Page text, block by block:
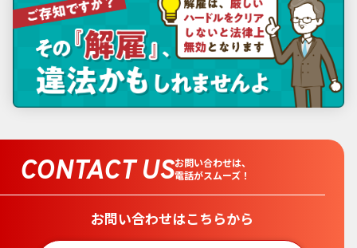
CONTACT USお問い合わせは、
電話がスムーズ！
お問い合わせはこちらから